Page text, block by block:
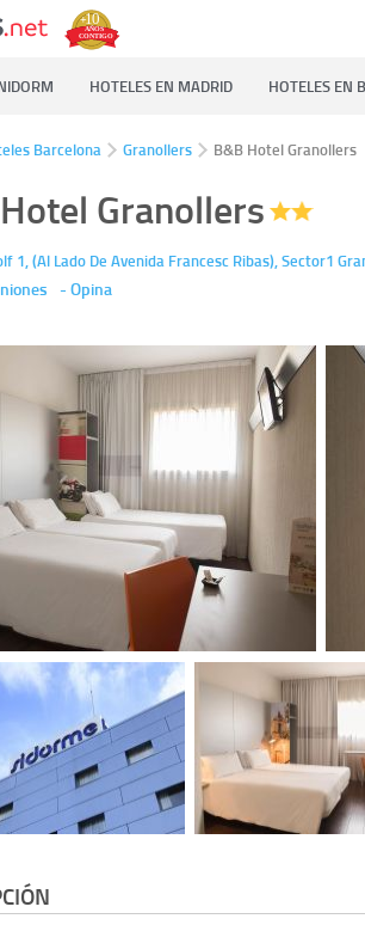
HOTELES EN MADRID HOTELES EN
Barcelona Granollers B&B Hotel Granollers
Granollers
1, (Al Lado De Avenida Francesc Ribas), Sector1
-Opina